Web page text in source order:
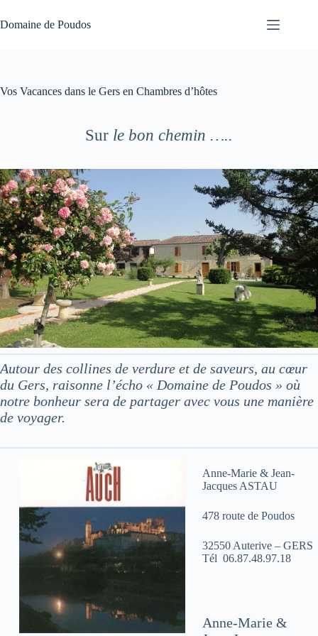
au
contenu
Domaine de Poudos
Vos Vacances dans le Gers en Chambres d’hôtes
Sur le bon chemin …..
Autour des collines de verdure et de saveurs, au cœur
du Gers, raisonne l’écho « Domaine de Poudos » où
notre bonheur sera de partager avec vous une manière
de voyager.
Anne-Marie & Jean-
Jacques ASTAU
478 route de Poudos
32550 Auterive – GERS
Tél 06.87.48.97.18
Anne-Marie &